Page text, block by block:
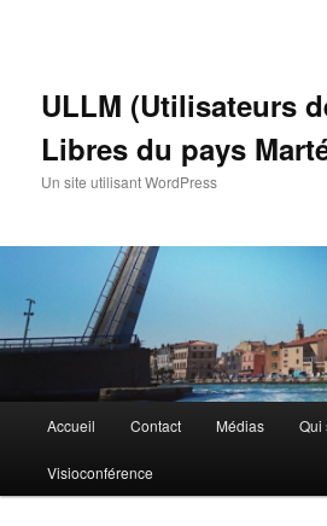
ULLM (Utilisateurs
Libres du pays
Un site utilisant WordPress
Accueil Contact Médias Qui
Visioconférence